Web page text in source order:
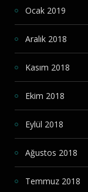
Ocak 2019
Aralık 2018
Kasım 2018
Ekim 2018
Eylül 2018
Ağustos 2018
Temmuz 2018